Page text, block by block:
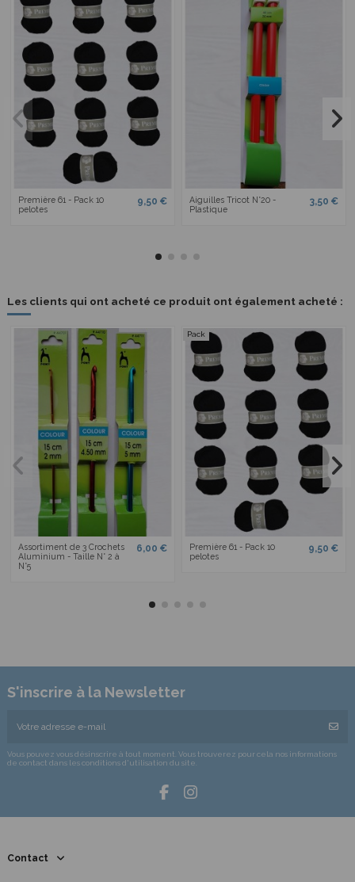
Première 61 - Pack 10
pelotes
9,50 €
Aiguilles Tricot N°20 -
Plastique
3,50 €
Les clients qui ont acheté ce produit ont également acheté :
Assortiment de 3 Crochets
Aluminium - Taille N° 2 à
N°5
6,00 €
Pack
Première 61 - Pack 10
pelotes
9,50 €
S'inscrire à la Newsletter
Vous pouvez vous désinscrire à tout moment. Vous trouverez pour cela nos informations
de contact dans les conditions d'utilisation du site.
Contact